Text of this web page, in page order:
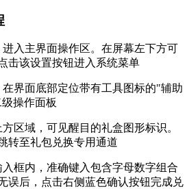
入主界面操作区。在屏幕左下方可
击该设置按钮进入系统菜单
界面底部定位带有工具图标的"辅助
操作面板
区域，可见醒目的礼盒图形标识。
转至礼包兑换专用通道
框内，准确键入包含字母数字组合
误后，点击右侧蓝色确认按钮完成兑